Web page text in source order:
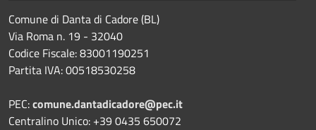
Comune di Danta di Cadore (BL)
Via Roma n. 19 - 32040
Codice Fiscale: 83001190251
Partita IVA: 00518530258
PEC:comune.dantadicadore@pec.it
Centralino Unico: +39 0435 650072